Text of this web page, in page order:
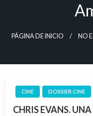
PÁGINA DE INICIO NO
CINE DOSSIER CINE
CHRIS EVANS.